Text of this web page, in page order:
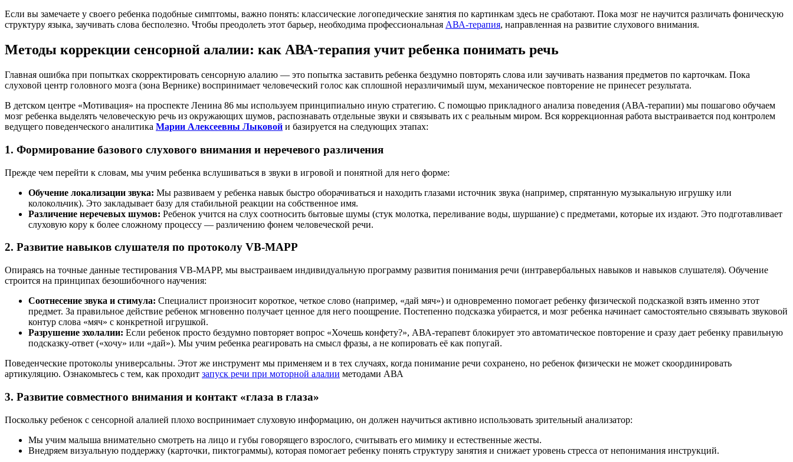
Если вы замечаете у своего ребенка подобные симптомы, важно понять: классические логопедические занятия по картинкам здесь не сработают. Пока мозг не научится различать фоническую
структуру языка, заучивать слова бесполезно. Чтобы преодолеть этот барьер, необходима профессиональная АВА-терапия, направленная на развитие слухового внимания.
Методы коррекции сенсорной алалии: как АВА-терапия учит ребенка понимать речь
Главная ошибка при попытках скорректировать сенсорную алалию — это попытка заставить ребенка бездумно повторять слова или заучивать названия предметов по карточкам. Пока
слуховой центр головного мозга (зона Вернике) воспринимает человеческий голос как сплошной неразличимый шум, механическое повторение не принесет результата.
В детском центре «Мотивация» на проспекте Ленина 86 мы используем принципиально иную стратегию. С помощью прикладного анализа поведения (АВА-терапии) мы пошагово обучаем
мозг ребенка выделять человеческую речь из окружающих шумов, распознавать отдельные звуки и связывать их с реальным миром. Вся коррекционная работа выстраивается под контролем
ведущего поведенческого аналитика Марии Алексеевны Лыковой и базируется на следующих этапах:
1. Формирование базового слухового внимания и неречевого различения
Прежде чем перейти к словам, мы учим ребенка вслушиваться в звуки в игровой и понятной для него форме:
Обучение локализации звука: Мы развиваем у ребенка навык быстро оборачиваться и находить глазами источник звука (например, спрятанную музыкальную игрушку или
колокольчик). Это закладывает базу для стабильной реакции на собственное имя.
Различение неречевых шумов: Ребенок учится на слух соотносить бытовые шумы (стук молотка, переливание воды, шуршание) с предметами, которые их издают. Это подготавливает
слуховую кору к более сложному процессу — различению фонем человеческой речи.
2. Развитие навыков слушателя по протоколу VB-MAPP
Опираясь на точные данные тестирования VB-MAPP, мы выстраиваем индивидуальную программу развития понимания речи (интравербальных навыков и навыков слушателя). Обучение
строится на принципах безошибочного научения:
Соотнесение звука и стимула: Специалист произносит короткое, четкое слово (например, «дай мяч») и одновременно помогает ребенку физической подсказкой взять именно этот
предмет. За правильное действие ребенок мгновенно получает ценное для него поощрение. Постепенно подсказка убирается, и мозг ребенка начинает самостоятельно связывать звуковой
контур слова «мяч» с конкретной игрушкой.
Разрушение эхолалии: Если ребенок просто бездумно повторяет вопрос «Хочешь конфету?», АВА-терапевт блокирует это автоматическое повторение и сразу дает ребенку правильную
подсказку-ответ («хочу» или «дай»). Мы учим ребенка реагировать на смысл фразы, а не копировать её как попугай.
Поведенческие протоколы универсальны. Этот же инструмент мы применяем и в тех случаях, когда понимание речи сохранено, но ребенок физически не может скоординировать
артикуляцию. Ознакомьтесь с тем, как проходит запуск речи при моторной алалии методами АВА
3. Развитие совместного внимания и контакт «глаза в глаза»
Поскольку ребенок с сенсорной алалией плохо воспринимает слуховую информацию, он должен научиться активно использовать зрительный анализатор:
Мы учим малыша внимательно смотреть на лицо и губы говорящего взрослого, считывать его мимику и естественные жесты.
Внедряем визуальную поддержку (карточки, пиктограммы), которая помогает ребенку понять структуру занятия и снижает уровень стресса от непонимания инструкций.